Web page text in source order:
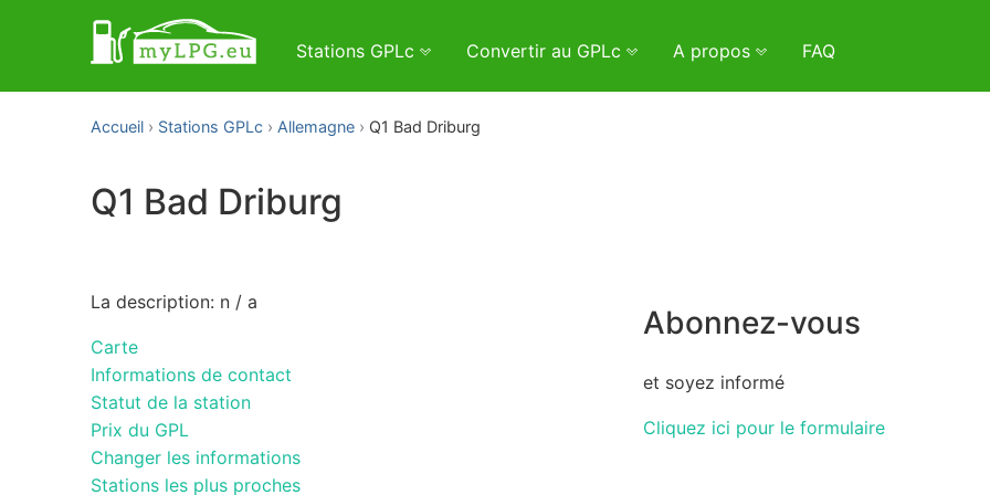
Stations GPLc Convertir au GPLc A propos FAQ
Accueil Stations GPLc Allemagne Q1 Bad Driburg
Q1 Bad Driburg
La description: n / a
Carte
Informations de contact
Statut de la station
Prix du GPL
Changer les informations
Stations les plus proches
Abonnez-vous
et soyez informé
Cliquez ici pour le formulaire